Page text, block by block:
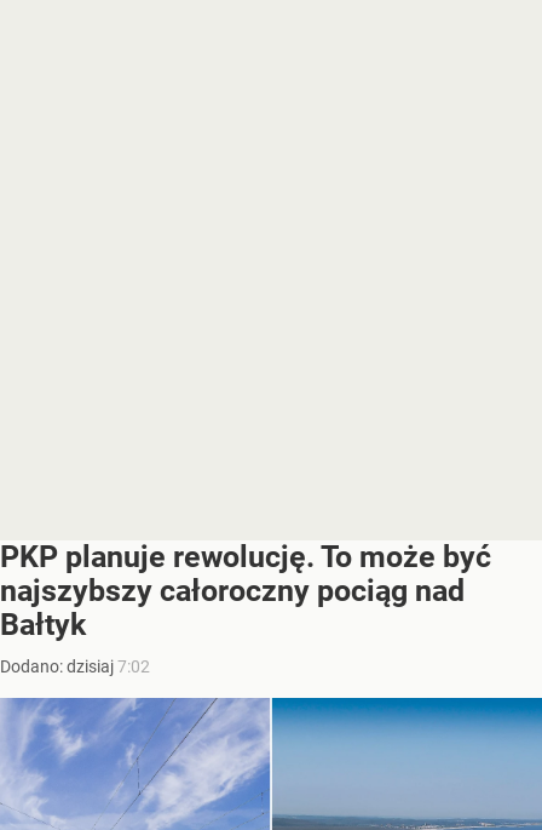
PKP planuje rewolucję. To może być
najszybszy całoroczny pociąg nad
Bałtyk
Dodano:dzisiaj7:02